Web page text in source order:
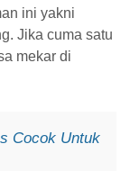
ini yakni
Jika cuma satu
mekar di
Cocok Untuk